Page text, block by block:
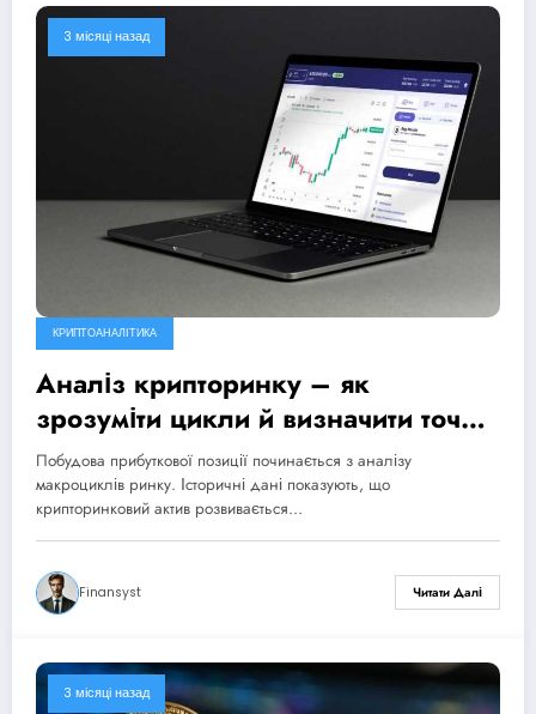
3 місяці назад
КРИПТОАНАЛІТИКА
Аналіз крипторинку – як
зрозуміти цикли й визначити точки
входу
Побудова прибуткової позиції починається з аналізу
макроциклів ринку. Історичні дані показують, що
крипторинковий актив розвивається…
Finansyst Читати Далі
3 місяці назад